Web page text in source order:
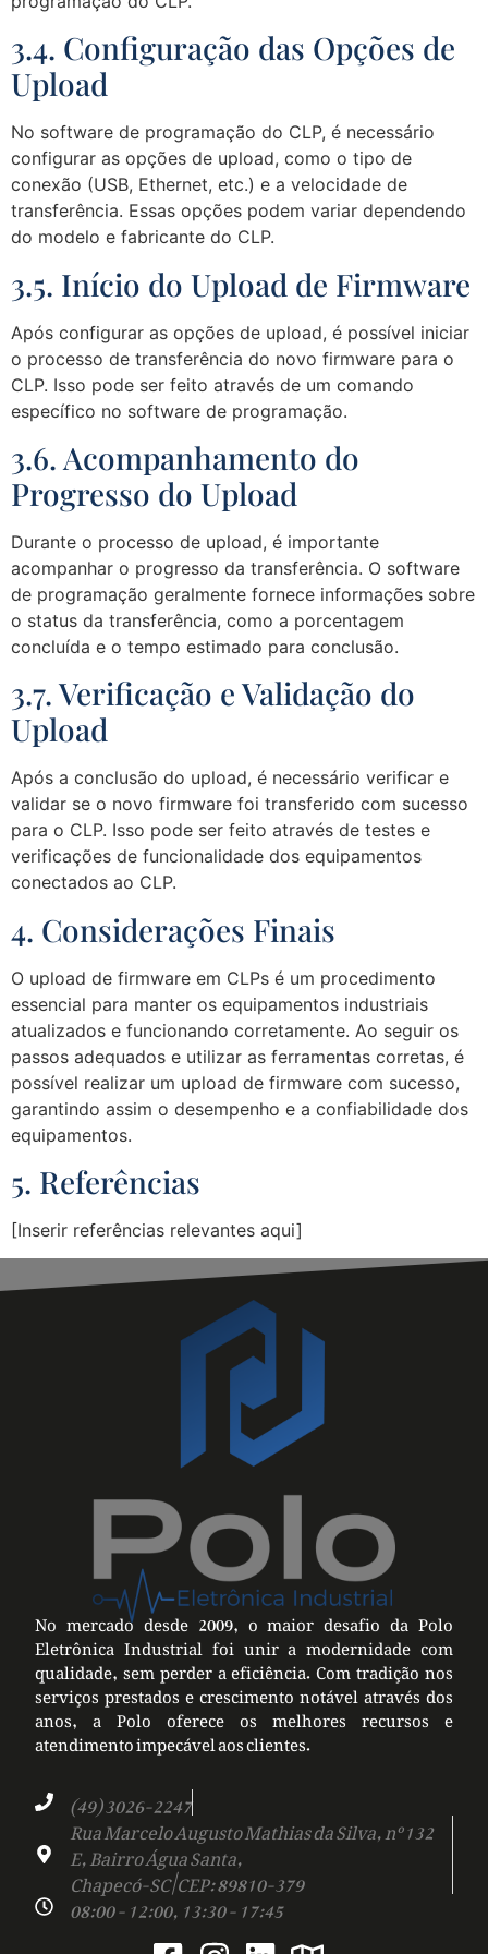
3.4. Configuração das Opções de
Upload
No software de programação do CLP, é necessário
configurar as opções de upload, como o tipo de
conexão (USB, Ethernet, etc.) e a velocidade de
transferência. Essas opções podem variar dependendo
do modelo e fabricante do CLP.
3.5. Início do Upload de Firmware
Após configurar as opções de upload, é possível iniciar
o processo de transferência do novo firmware para o
CLP. Isso pode ser feito através de um comando
específico no software de programação.
3.6. Acompanhamento do
Progresso do Upload
Durante o processo de upload, é importante
acompanhar o progresso da transferência. O software
de programação geralmente fornece informações sobre
o status da transferência, como a porcentagem
concluída e o tempo estimado para conclusão.
3.7. Verificação e Validação do
Upload
Após a conclusão do upload, é necessário verificar e
validar se o novo firmware foi transferido com sucesso
para o CLP. Isso pode ser feito através de testes e
verificações de funcionalidade dos equipamentos
conectados ao CLP.
4. Considerações Finais
O upload de firmware em CLPs é um procedimento
essencial para manter os equipamentos industriais
atualizados e funcionando corretamente. Ao seguir os
passos adequados e utilizar as ferramentas corretas, é
possível realizar um upload de firmware com sucesso,
garantindo assim o desempenho e a confiabilidade dos
equipamentos.
5. Referências
[Inserir referências relevantes aqui]
No mercado desde 2009, o maior desafio da Polo
Eletrônica Industrial foi unir a modernidade com
qualidade, sem perder a eficiência. Com tradição nos
serviços prestados e crescimento notável através dos
anos, a Polo oferece os melhores recursos e
atendimento impecável aos clientes.
(49) 3026-2247
Rua Marcelo Augusto Mathias da Silva, nº 132
E, Bairro Água Santa,
Chapecó-SC | CEP: 89810-379
08:00 - 12:00, 13:30 - 17:45